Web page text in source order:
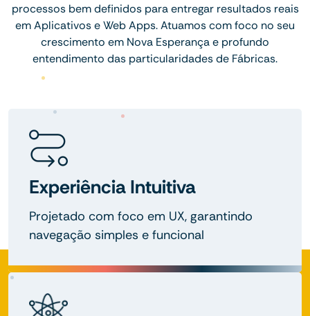
processos bem definidos para entregar resultados reais
em Aplicativos e Web Apps. Atuamos com foco no seu
crescimento em Nova Esperança e profundo
entendimento das particularidades de Fábricas.
Experiência Intuitiva
Projetado com foco em UX, garantindo
navegação simples e funcional